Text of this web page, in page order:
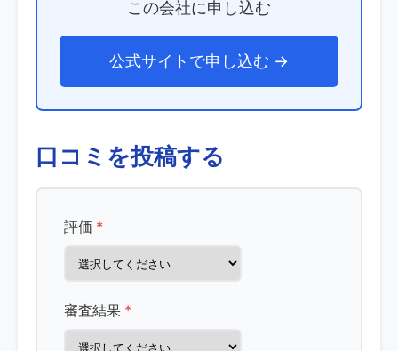
この会社に申し込む
公式サイトで申し込む →
口コミを投稿する
評価 *
審査結果 *